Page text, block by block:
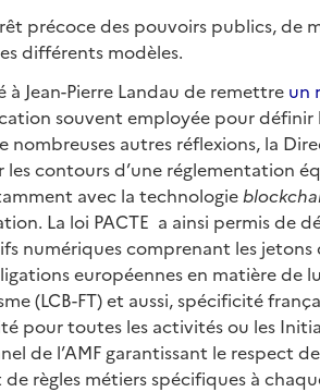
précoce des pouvoirs publics, de
différents modèles.
à Jean-Pierre Landau de remettre un
souvent employée pour définir
nombreuses autres réflexions, la
les contours d’une réglementation
avec la technologie
La loi PACTE a ainsi permis de
numériques comprenant les jetons
européennes en matière de
(LCB-FT) et aussi, spécificité
pour toutes les activités ou les
de l’AMF garantissant le respect
règles métiers spécifiques à